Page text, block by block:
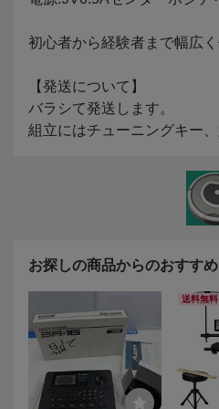
お探しの商品からのおすすめ
送料無料